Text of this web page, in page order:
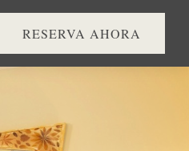
RESERVA AHORA